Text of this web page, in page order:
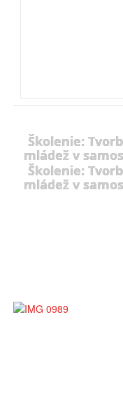
Školenie:
mládež v
Školenie:
mládež v